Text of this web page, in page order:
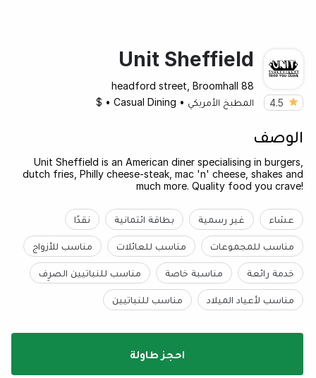
4.5
Unit Sheffield
88 headford street, Broomhall
المطبخ الأمريكي •
Casual Dining
•
$
الوصف
Unit Sheffield is an American diner specialising in burgers,
dutch fries, Philly cheese-steak, mac 'n' cheese, shakes and
much more. Quality food you crave!
عشاء غير رسمية بطاقة ائتمانية نقدًا
مناسب للمجموعات مناسب للعائلات مناسب للأزواج
خدمة رائعة مناسبة خاصة مناسب للنباتيين الصرِف
مناسب لأعياد الميلاد مناسب للنباتيين
احجز طاولة